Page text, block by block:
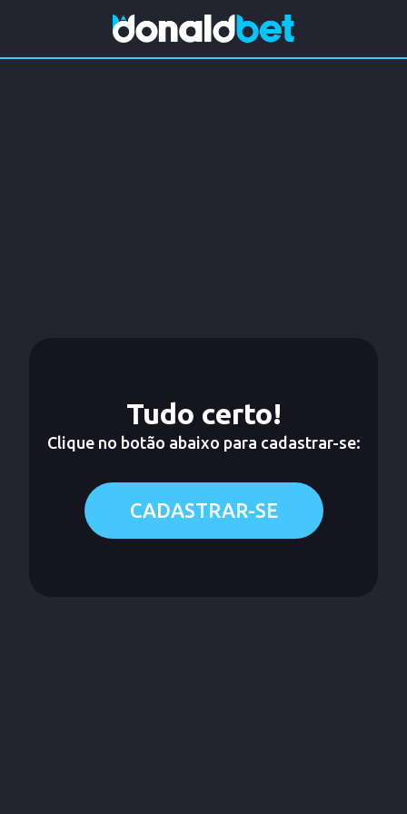
Tudo certo!
Clique no botão abaixo para cadastrar-se:
CADASTRAR-SE